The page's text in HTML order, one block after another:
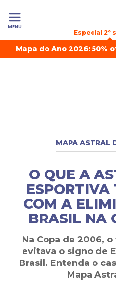
MENU
Especial 2º
Mapa do Ano 2026: 50%
MAPA ASTRAL
O QUE A
ESPORTIVA
COM A
BRASIL NA
Na Copa de 2006,
evitava o signo de
Brasil. Entenda o
Mapa